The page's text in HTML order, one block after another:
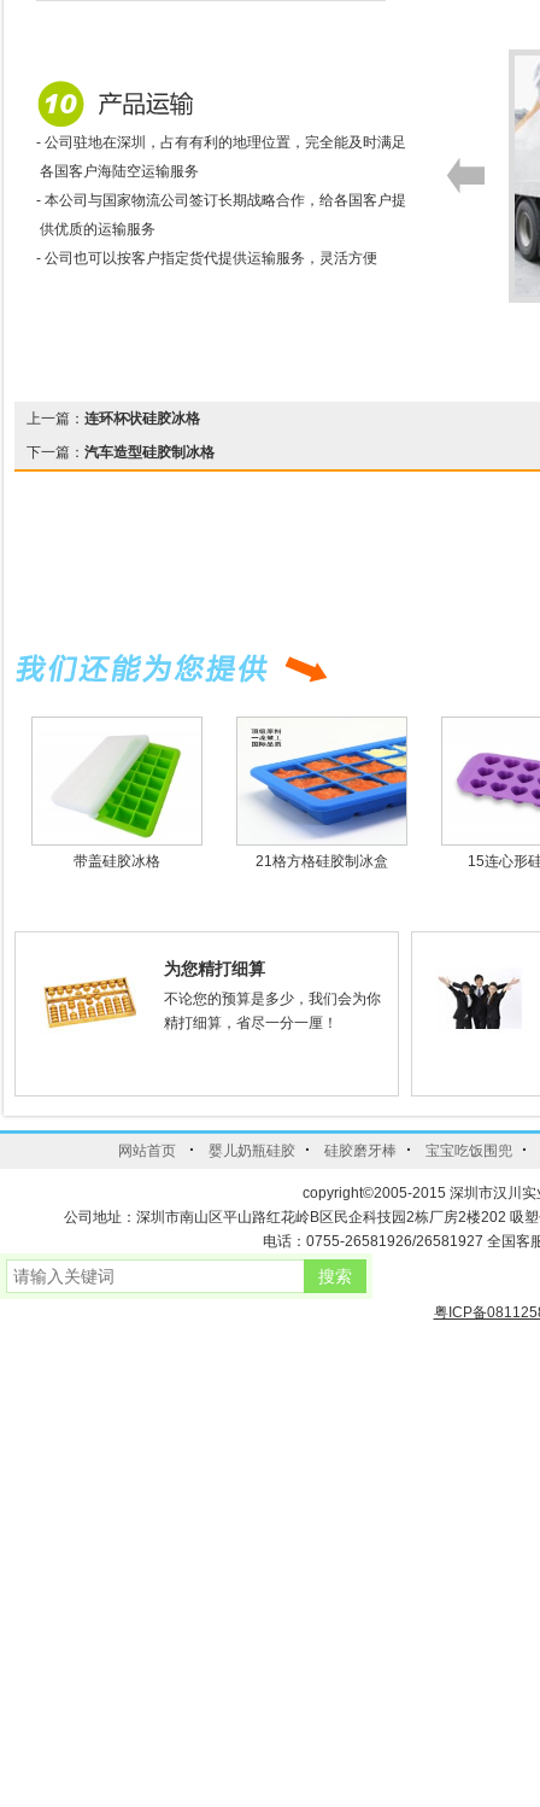
- 公司驻地在深圳，占有有利的地理位置，完全能及时满足
各国客户海陆空运输服务
- 本公司与国家物流公司签订长期战略合作，给各国客户提
供优质的运输服务
- 公司也可以按客户指定货代提供运输服务，灵活方便
上一篇： 连环杯状硅胶冰格
下一篇： 汽车造型硅胶制冰格
带盖硅胶冰格 21格方格硅胶制冰盒 15连心形
为您精打细算
不论您的预算是多少，我们会为你
精打细算，省尽一分一厘！
网站首页 · 婴儿奶瓶硅胶 · 硅胶磨牙棒 · 宝宝吃饭围兜 ·
copyright©2005-2015 深圳市汉川
公司地址：深圳市南山区平山路红花岭B区民企科技园2栋厂房2楼202 吸
电话：0755-26581926/26581927 全国客
粤ICP备